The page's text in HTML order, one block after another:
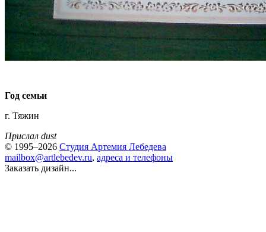
Год семьи
г. Тяжин
Прислал dust
© 1995–2026 Студия Артемия Лебедева
mailbox@artlebedev.ru, адреса и телефоны
Заказать дизайн...